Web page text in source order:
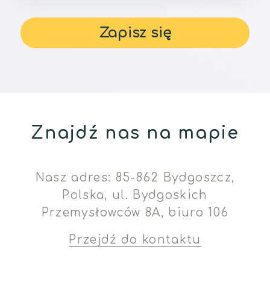
Znajdź nas na mapie
Nasz adres: 85-862 Bydgoszcz,
Polska, ul. Bydgoskich
Przemysłowców 8A, biuro 106
Przejdź do kontaktu